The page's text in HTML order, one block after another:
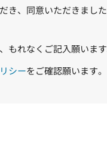
き、同意いただきまし
もれなくご記入願います
シーをご確認願います。